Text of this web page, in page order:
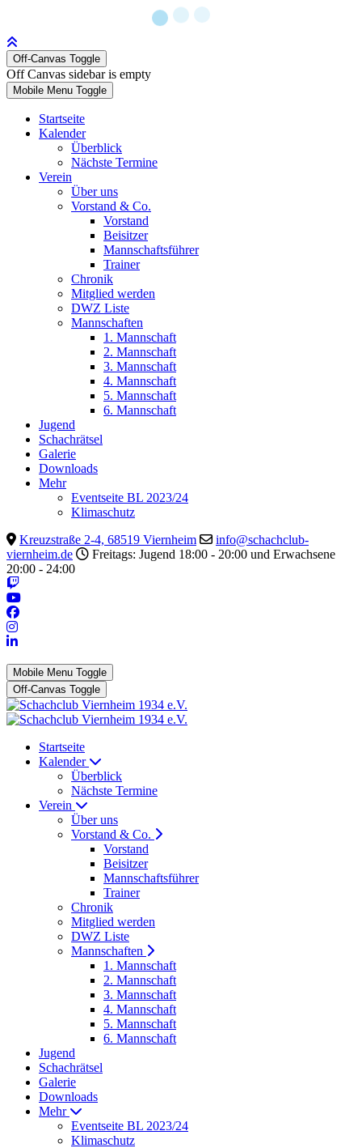
Off-Canvas Toggle
Off Canvas sidebar is empty
Mobile Menu Toggle
Startseite
Kalender
Überblick
Nächste Termine
Verein
Über uns
Vorstand & Co.
Vorstand
Beisitzer
Mannschaftsführer
Trainer
Chronik
Mitglied werden
DWZ Liste
Mannschaften
1. Mannschaft
2. Mannschaft
3. Mannschaft
4. Mannschaft
5. Mannschaft
6. Mannschaft
Jugend
Schachrätsel
Galerie
Downloads
Mehr
Eventseite BL 2023/24
Klimaschutz
Kreuzstraße 2-4, 68519 Viernheim
info@schachclub-
viernheim.de
Freitags: Jugend 18:00 - 20:00 und Erwachsene
20:00 - 24:00
Mobile Menu Toggle
Off-Canvas Toggle
Startseite
Kalender
Überblick
Nächste Termine
Verein
Über uns
Vorstand & Co.
Vorstand
Beisitzer
Mannschaftsführer
Trainer
Chronik
Mitglied werden
DWZ Liste
Mannschaften
1. Mannschaft
2. Mannschaft
3. Mannschaft
4. Mannschaft
5. Mannschaft
6. Mannschaft
Jugend
Schachrätsel
Galerie
Downloads
Mehr
Eventseite BL 2023/24
Klimaschutz